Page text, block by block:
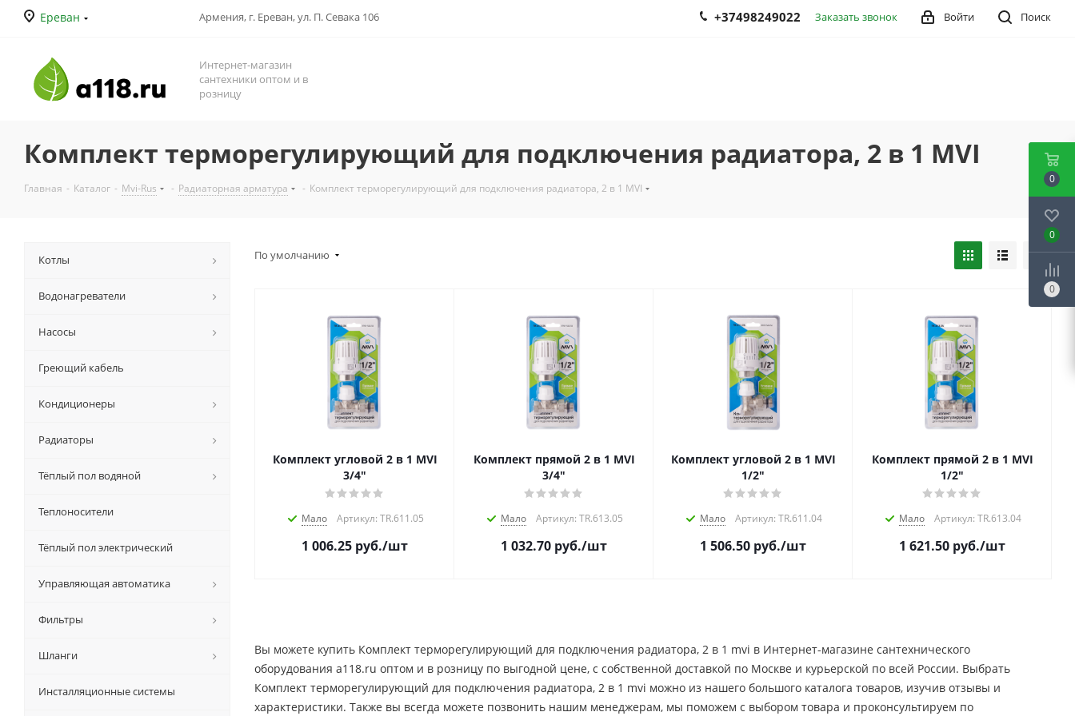
Ереван Армения, г. Ереван, ул. П. Севака 106 Поиск
Войти
+37498249022 Заказать звонок
Интернет-магазин
сантехники оптом и в
розницу
Комплект терморегулирующий для подключения радиатора, 2 в 1 MVI
Главная - Каталог - Mvi-Rus - Радиаторная арматура - Комплект терморегулирующий для подключения радиатора, 2 в 1 MVI
По умолчанию
Комплект угловой 2 в 1 MVI
3/4"
Мало Артикул: TR.611.05
1 006.25 руб./шт
Комплект прямой 2 в 1 MVI
3/4"
Мало Артикул: TR.613.05
1 032.70 руб./шт
Комплект угловой 2 в 1 MVI
1/2"
Мало Артикул: TR.611.04
1 506.50 руб./шт
Комплект прямой 2 в 1 MVI
1/2"
Мало Артикул: TR.613.04
1 621.50 руб./шт
Вы можете купить Комплект терморегулирующий для подключения радиатора, 2 в 1 mvi в Интернет-магазине сантехнического
оборудования a118.ru оптом и в розницу по выгодной цене, c собственной доставкой по Москве и курьерской по всей России. Выбрать
Комплект терморегулирующий для подключения радиатора, 2 в 1 mvi можно из нашего большого каталога товаров, изучив отзывы и
характеристики. Также вы всегда можете позвонить нашим менеджерам, мы поможем с выбором товара и проконсультируем по
Котлы
Водонагреватели
Насосы
Греющий кабель
Кондиционеры
Радиаторы
Тёплый пол водяной
Теплоносители
Тёплый пол электрический
Управляющая автоматика
Фильтры
Шланги
Инсталляционные системы
0
0
0